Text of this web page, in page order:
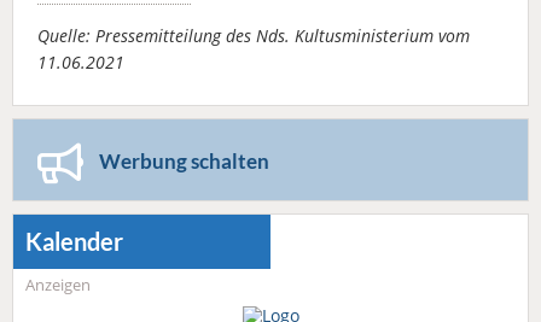
Quelle: Pressemitteilung des Nds. Kultusministerium vom
11.06.2021
Werbung schalten
Kalender
Anzeigen